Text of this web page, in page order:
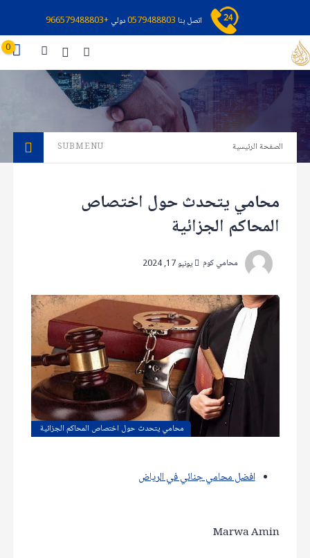
اتصل بنا 0579488803دولي+966579488803
0
الصفحة الرئيسية SUBMENU
محامي يتحدث حول اختصاص
المحاكم الجزائية
محامي كوم يونيو 17, 2024
محامي يتحدث حول اختصاص المحاكم الجزائية
افضل محامي جنائي في الرياض
Marwa Amin